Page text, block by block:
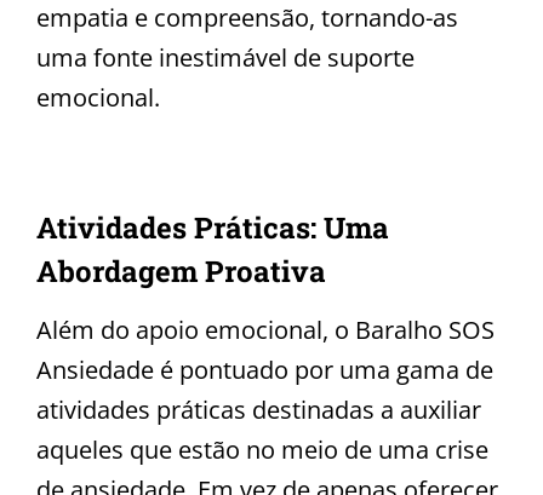
empatia e compreensão, tornando-as
uma fonte inestimável de suporte
emocional.
Atividades Práticas: Uma
Abordagem Proativa
Além do apoio emocional, o Baralho SOS
Ansiedade é pontuado por uma gama de
atividades práticas destinadas a auxiliar
aqueles que estão no meio de uma crise